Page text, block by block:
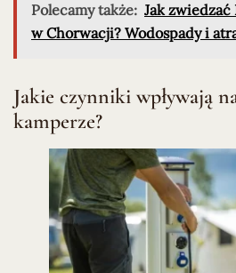
Polecamy także: Jak
w Chorwacji? Wodospady i
Jakie czynniki wpływają
kamperze?